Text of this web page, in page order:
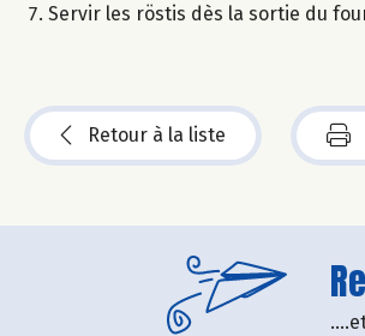
Servir les röstis dès la sortie du
Retour à la liste